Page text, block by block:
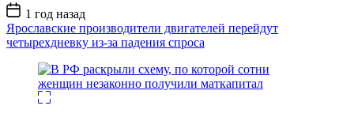
Дата
записи
1 год назад
Ярославские производители двигателей перейдут
четырехдневку из-за падения спроса